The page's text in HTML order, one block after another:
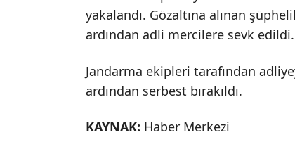
yakalandı. Gözaltına alınan
ardından adli mercilere sevk edildi.
Jandarma ekipleri tarafından
ardından serbest bırakıldı.
KAYNAK: Haber Merkezi